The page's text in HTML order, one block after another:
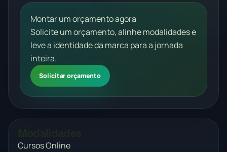
Montar um orçamento agora
Solicite um orçamento, alinhe modalidades e
leve a identidade da marca para a jornada
inteira.
Solicitar orçamento
Cursos Online